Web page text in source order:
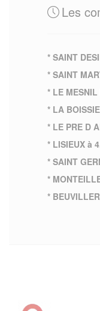
Les
* SAINT
* SAINT
* LE
* LA
* LE PRE D
* LISIEUX à
* SAINT
*
*